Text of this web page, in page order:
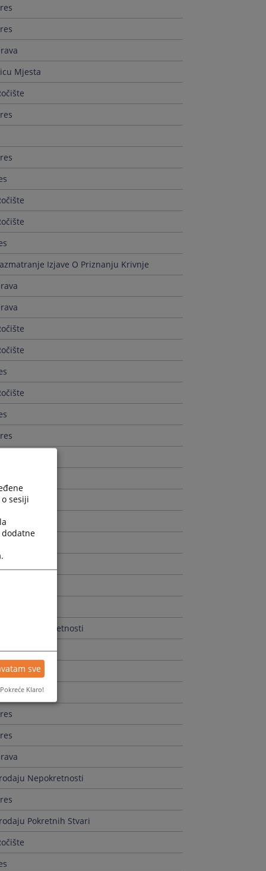
Mjesta
Izjave O Priznanju Krivnje
Nepokretnosti
Nepokretnosti
Pokretnih Stvari
sesiji
sve
Pokreće Klaro!